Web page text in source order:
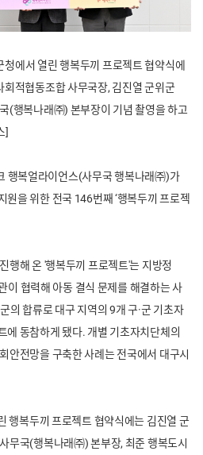
에서 열린 행복두끼 프로젝트 협약식에
적협동조합 사무국장, 김진열 군위군
(행복나래㈜) 본부장이 기념 촬영을 하고
]
행복얼라이언스(사무국 행복나래㈜)가
원을 위한 전국 146번째 ‘행복두끼 프로젝
행해 온 '행복두끼 프로젝트'는 지방정
이 협력해 아동 결식 문제를 해결하는 사
의 합류로 대구 지역의 9개 구·군 기초자
에 동참하게 됐다. 개별 기초자치단체의
안전망을 구축한 사례는 전국에서 대구시
행복두끼 프로젝트 협약식에는 김진열 군
무국(행복나래㈜) 본부장, 최준 행복도시